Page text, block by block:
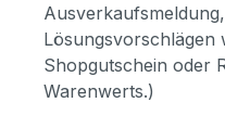
Lösungsvorschlägen
Shopgutschein oder
Warenwerts.)